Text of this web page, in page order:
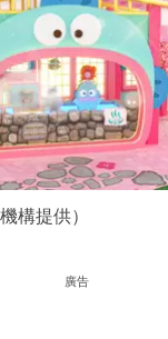
構提供）
廣告